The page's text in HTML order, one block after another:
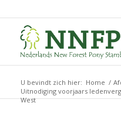
U bevindt zich hier: Home /
Uitnodiging voorjaars
West